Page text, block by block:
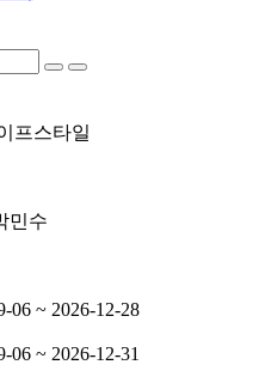
프스타일
민수
06 ~ 2026-12-28
06 ~ 2026-12-31